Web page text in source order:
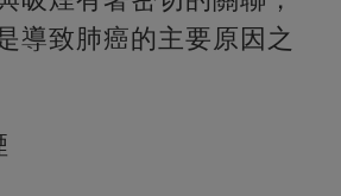
導致肺癌的主要原因之